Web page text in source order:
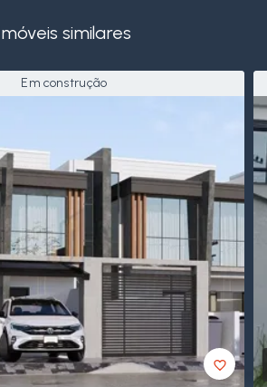
similares
Em construção